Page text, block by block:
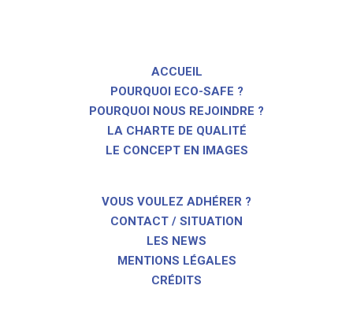
ACCUEIL
POURQUOI ECO-SAFE ?
POURQUOI NOUS REJOINDRE ?
LA CHARTE DE QUALITÉ
LE CONCEPT EN IMAGES
VOUS VOULEZ ADHÉRER ?
CONTACT / SITUATION
LES NEWS
MENTIONS LÉGALES
CRÉDITS